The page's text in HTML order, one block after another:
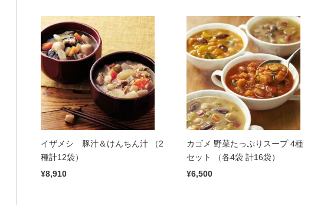
イザメシ 豚汁＆けんちん汁 （2
種計12袋）
¥8,910
カゴメ 野菜たっぷりスープ 4種
セット （各4袋 計16袋）
¥6,500